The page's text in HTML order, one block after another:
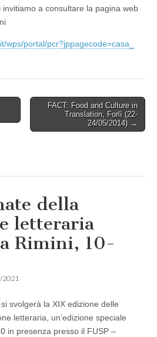
a consultare la pagina web
wps/portal/pcr?jppagecode=casa_
FACT: Food and Culture in
Translation, Forlì (22-
24/05/2014) →
della
letteraria
Rimini, 10-
2021
svolgerà la XIX edizione delle
letteraria, un’edizione speciale
in presenza presso il FUSP –